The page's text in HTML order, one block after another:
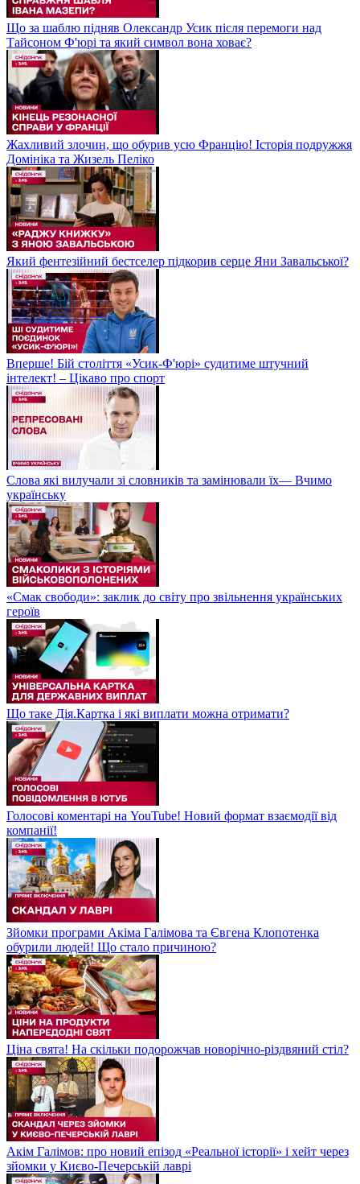
Що за шаблю підняв Олександр Усик після перемоги над
Тайсоном Ф'юрі та який символ вона ховає?
Жахливий злочин, що обурив усю Францію! Історія подружжя
Домініка та Жизель Пеліко
Який фентезійний бестселер підкорив серце Яни Завальської?
Вперше! Бій століття «Усик-Ф'юрі» судитиме штучний
інтелект! – Цікаво про спорт
Слова які вилучали зі словників та замінювали їх— Вчимо
українську
«Смак свободи»: заклик до світу про звільнення українських
героїв
Що таке Дія.Картка і які виплати можна отримати?
Голосові коментарі на YouTube! Новий формат взаємодії від
компанії!
Зйомки програми Акіма Галімова та Євгена Клопотенка
обурили людей! Що стало причиною?
Ціна свята! На скільки подорожчав новорічно-різдвяний стіл?
Акім Галімов: про новий епізод «Реальної історії» і хейт через
зйомки у Києво-Печерській лаврі